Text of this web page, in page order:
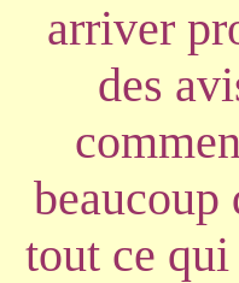
arriver
des
beaucoup
tout ce qui